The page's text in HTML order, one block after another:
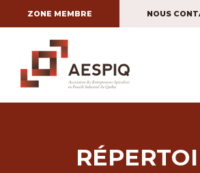
ZONE MEMBRE NOUS